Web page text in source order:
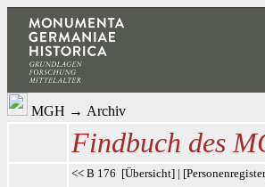
MGH → Archiv
Findbuch des
<< B 176 [Übersicht] | [Personenregister